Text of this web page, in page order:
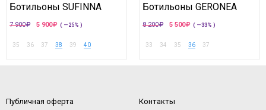
Ботильоны SUFINNA
7 900 5 900 ( —25% )
35 36 37 38 39 40
Ботильоны GERONEA
8 200 5 500 ( —33% )
33 34 35 36 37
Публичная оферта Контакты